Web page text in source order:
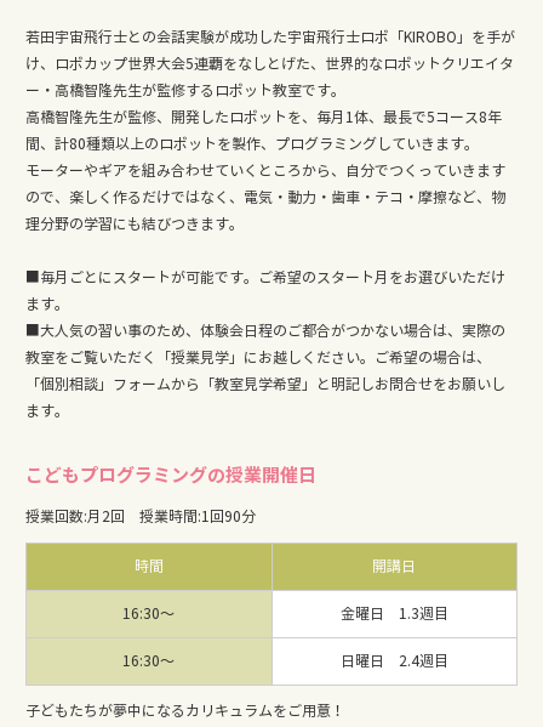
若田宇宙飛行士との会話実験が成功した宇宙飛行士ロボ「KIROBO」を手が
け、ロボカップ世界大会5連覇をなしとげた、世界的なロボットクリエイタ
ー・高橋智隆先生が監修するロボット教室です。
高橋智隆先生が監修、開発したロボットを、毎月1体、最長で5コース8年
間、計80種類以上のロボットを製作、プログラミングしていきます。
モーターやギアを組み合わせていくところから、自分でつくっていきます
ので、楽しく作るだけではなく、電気・動力・歯車・テコ・摩擦など、物
理分野の学習にも結びつきます。
■毎月ごとにスタートが可能です。ご希望のスタート月をお選びいただけ
ます。
■大人気の習い事のため、体験会日程のご都合がつかない場合は、実際の
教室をご覧いただく「授業見学」にお越しください。ご希望の場合は、
「個別相談」フォームから「教室見学希望」と明記しお問合せをお願いし
ます。
こどもプログラミングの授業開催日
授業回数:月2回 授業時間 :1回90分
時間 開講日
16:30〜 金曜日 1.3週目
16:30〜 日曜日 2.4週目
子どもたちが夢中になるカリキュラムをご用意！